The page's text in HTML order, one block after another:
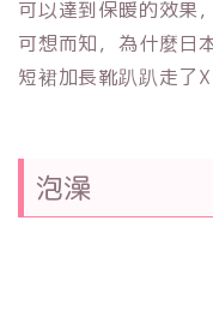
可以達到保暖的效果
可想而知，為什麼日
短裙加長靴趴趴走了
泡澡